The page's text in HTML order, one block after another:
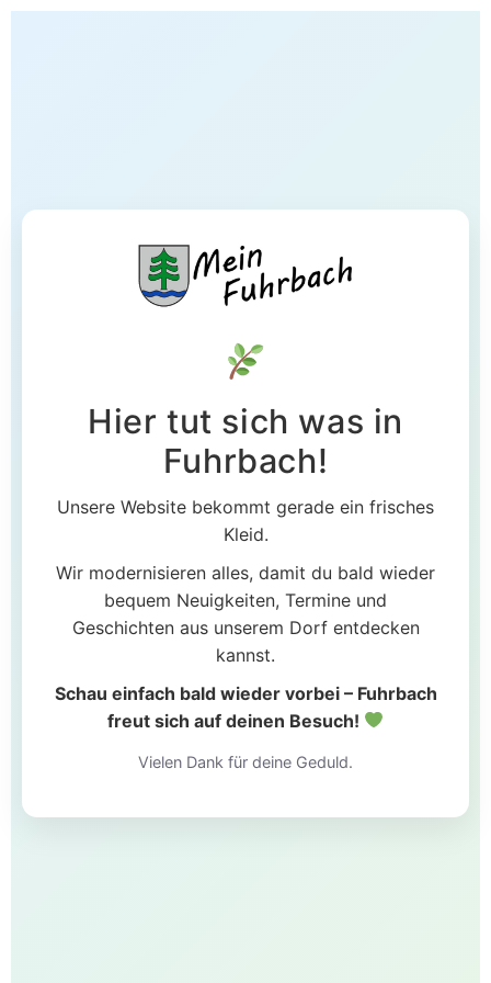
Hier tut sich was in
Fuhrbach!
Unsere Website bekommt gerade ein frisches
Kleid.
Wir modernisieren alles, damit du bald wieder
bequem Neuigkeiten, Termine und
Geschichten aus unserem Dorf entdecken
kannst.
Schau einfach bald wieder vorbei – Fuhrbach
freut sich auf deinen Besuch!
Vielen Dank für deine Geduld.